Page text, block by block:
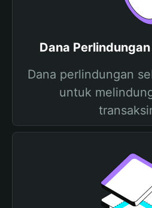
Dana
Dana perlindungan
untuk